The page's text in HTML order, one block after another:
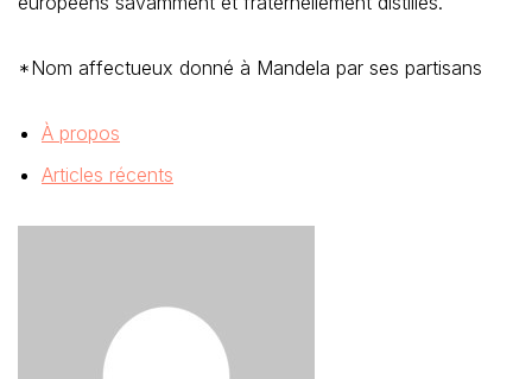
*Nom affectueux donné à Mandela par ses partisans
À propos
Articles récents